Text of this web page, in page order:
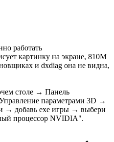
работать
картинку на экране, 810M
и dxdiag она не видна,
столе → Панель
параметрами 3D →
→ добавь exe игры → выбери
процессор NVIDIA".